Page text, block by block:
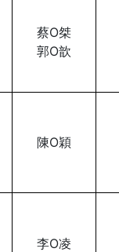
蔡O桀
郭O歆
陳O穎
李O凌